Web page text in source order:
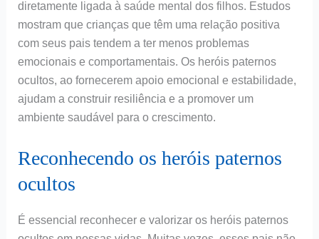
diretamente ligada à saúde mental dos filhos. Estudos
mostram que crianças que têm uma relação positiva
com seus pais tendem a ter menos problemas
emocionais e comportamentais. Os heróis paternos
ocultos, ao fornecerem apoio emocional e estabilidade,
ajudam a construir resiliência e a promover um
ambiente saudável para o crescimento.
Reconhecendo os heróis paternos
ocultos
É essencial reconhecer e valorizar os heróis paternos